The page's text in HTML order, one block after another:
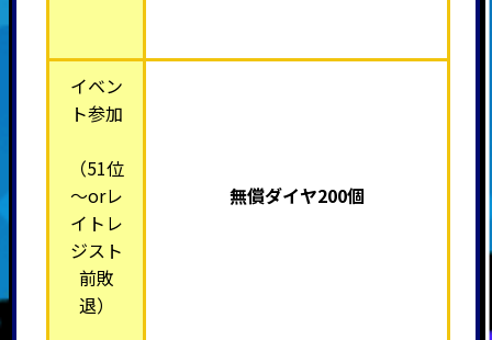
イベン
ト参加
（51位
～orレ
イトレ
ジスト
前敗
退）
無償ダイヤ200個